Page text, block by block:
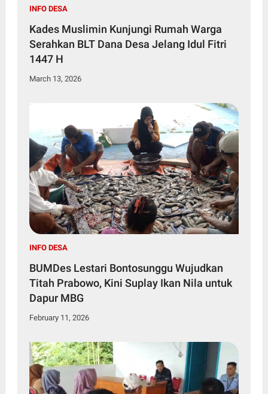
INFO DESA
Kades Muslimin Kunjungi Rumah Warga
Serahkan BLT Dana Desa Jelang Idul Fitri
1447 H
March 13, 2026
INFO DESA
BUMDes Lestari Bontosunggu Wujudkan
Titah Prabowo, Kini Suplay Ikan Nila untuk
Dapur MBG
February 11, 2026